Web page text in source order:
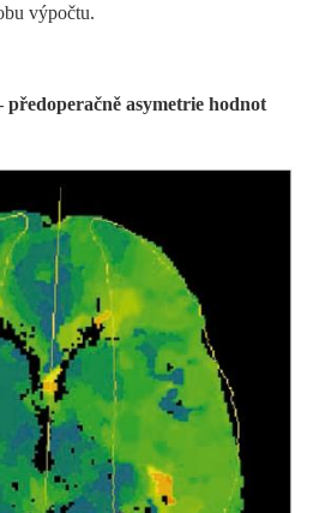
výpočtu.
předoperačně asymetrie hodnot